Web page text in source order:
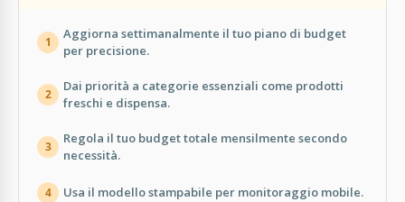
1
Aggiorna settimanalmente il tuo piano di budget
per precisione.
2
Dai priorità a categorie essenziali come prodotti
freschi e dispensa.
3
Regola il tuo budget totale mensilmente secondo
necessità.
4 Usa il modello stampabile per monitoraggio mobile.